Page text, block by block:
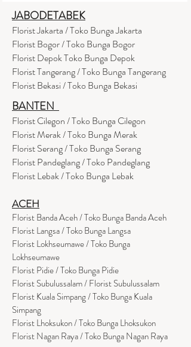
JABODETABEK
Florist Jakarta / Toko Bunga Jakarta
Florist Bogor / Toko Bunga Bogor
Florist Depok Toko Bunga Depok
Florist Tangerang / Toko Bunga Tangerang
Florist Bekasi / Toko Bunga Bekasi
BANTEN
Florist Cilegon / Toko Bunga Cilegon
Florist Merak / Toko Bunga Merak
Florist Serang / Toko Bunga Serang
Florist Pandeglang / Toko Pandeglang
Florist Lebak / Toko Bunga Lebak
ACEH
Florist Banda Aceh / Toko Bunga Banda Aceh
Florist Langsa / Toko Bunga Langsa
Florist Lokhseumawe / Toko Bunga
Lokhseumawe
Florist Pidie / Toko Bunga Pidie
Florist Subulussalam / Florist Subulussalam
Florist Kuala Simpang / Toko Bunga Kuala
Simpang
Florist Lhoksukon / Toko Bunga Lhoksukon
Florist Nagan Raya / Toko Bunga Nagan Raya